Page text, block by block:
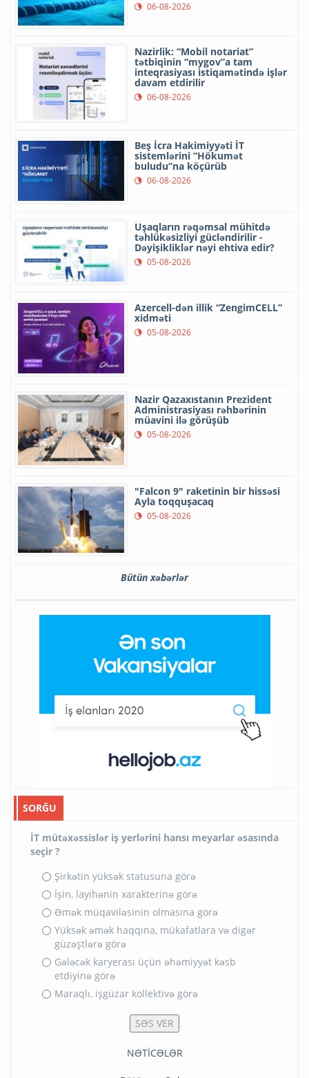
06-08-2026
Nazirlik: “Mobil notariat”
tətbiqinin “mygov”a tam
inteqrasiyası istiqamətində işlər
davam etdirilir
06-08-2026
Beş İcra Hakimiyyəti İT
sistemlərini “Hökumət
buludu”na köçürüb
06-08-2026
Uşaqların rəqəmsal mühitdə
təhlükəsizliyi gücləndirilir -
Dəyişikliklər nəyi ehtiva edir?
05-08-2026
Azercell-dən illik “ZengimCELL”
xidməti
05-08-2026
Nazir Qazaxıstanın Prezident
Administrasiyası rəhbərinin
müavini ilə görüşüb
05-08-2026
"Falcon 9" raketinin bir hissəsi
Ayla toqquşacaq
05-08-2026
Bütün xəbərlər
SORĞU
İT mütəxəssislər iş yerlərini hansı meyarlar əsasında
seçir ?
Şirkətin yüksək statusuna görə
İşin, layihənin xarakterinə görə
Əmək müqaviləsinin olmasına görə
Yüksək əmək haqqına, mükafatlara və digər
güzəştlərə görə
Gələcək karyerası üçün əhəmiyyət kəsb
etdiyinə görə
Maraqlı, işgüzar kollektivə görə
NƏTİCƏLƏR